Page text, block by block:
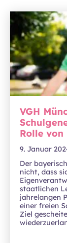
VGH
Rolle
9. Januar
Der
nicht, dass
staatlichen
jahrelangen
einer freien
Ziel